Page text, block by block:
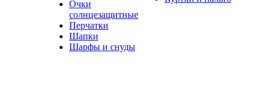
Очки
солнцезащитные
Перчатки
Шапки
Шарфы и снуды